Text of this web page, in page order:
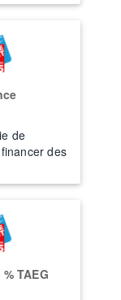
de
des
TAEG